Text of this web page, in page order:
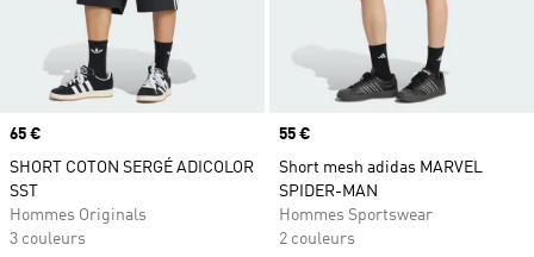
Prix
65 €
SHORT COTON SERGÉ ADICOLOR
SST
Hommes Originals
3 couleurs
Prix
55 €
Short mesh adidas MARVEL
SPIDER-MAN
Hommes Sportswear
2 couleurs